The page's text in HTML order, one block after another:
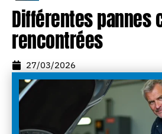
Différentes pannes
rencontrées
27/03/2026